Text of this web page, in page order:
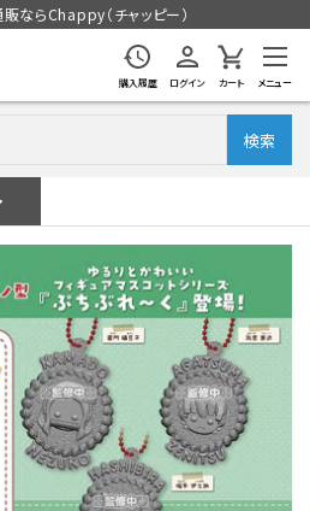
ならChappy（チャッピー）
購入履歴 ログイン カート メニュー
検索
をチェック
体